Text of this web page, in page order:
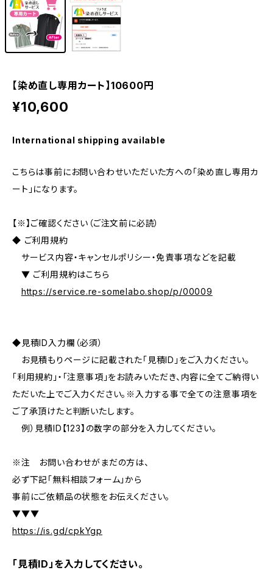
【染め直し専用カート】10600円
¥10,600
International shipping available
こちらは事前にお問い合わせいただいた方への「染め直し専用カ
ート」になります。
【※】ご確認ください（ご注文前に必読）
◆ ご利用規約
サービス内容・キャンセルポリシー・免責事項などを記載
▼ ご利用規約はこちら
https://service.re-somelabo.shop/p/00009
◆見積ID入力欄（必須）
お見積もりページに記載された「見積ID」をご入力ください。
「利用規約」・「注意事項」をお読みいただき、内容に全てご納得い
ただいた上でご入力ください。※入力する事で全ての注意事項を
ご了承頂けたと判断いたします。
例）見積ID【123】の数字の部分を入力してください。
※注 お問い合わせがまだの方は、
必ず下記「無料相談フォーム」から
事前にご依頼品の状態をお伝えください。
▼▼▼
https://is.gd/cpkYgp
「見積ID」を入力してください。